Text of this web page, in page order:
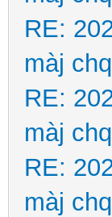
RE:
màj
RE:
màj
RE:
màj